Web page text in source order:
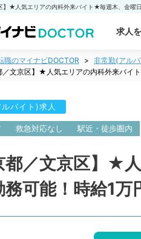
求人
職のマイナビDOCTOR 非常勤(アル
／文京区】★人気エリアの内科外来バ
バイト)求人
救急対応なし 駅近・徒歩圏内
都／文京区】★
務可能！時給1